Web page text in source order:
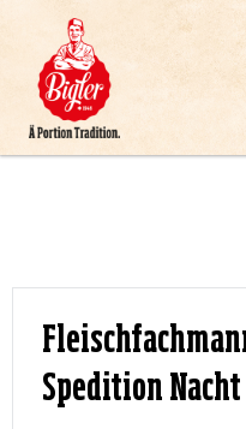
Spedition